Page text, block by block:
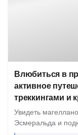
Влюбиться в
активное
треккингами и
Увидеть
Эсмеральда и